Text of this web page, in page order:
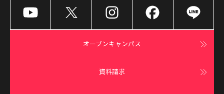
オープンキャンパス
資料請求